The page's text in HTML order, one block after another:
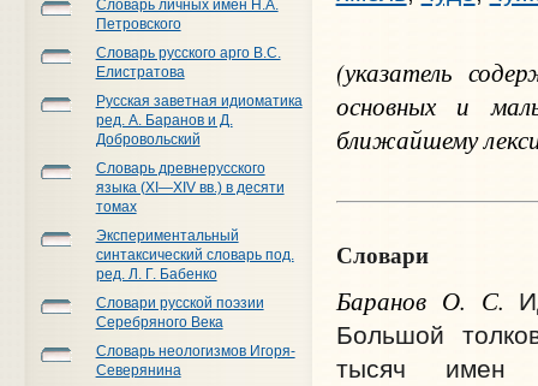
Словарь личных имен Н.А.
Петровского
Словарь русского арго В.С.
Елистратова
Русская заветная идиоматика
ред. А. Баранов и Д.
Добровольский
Словарь древнерусского
языка (XI—XIV вв.) в десяти
томах
Экспериментальный
синтаксический словарь под.
ред. Л. Г. Бабенко
Словари русской поэзии
Серебряного Века
Словарь неологизмов Игоря-
Северянина
(указатель
основных и
ближайшему
Словари
Баранов О. С.
Большой
тысяч имен